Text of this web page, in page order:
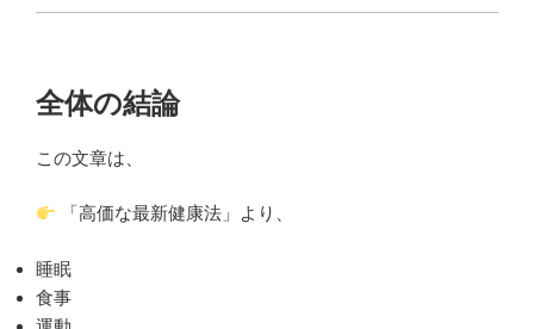
全体の結論
この文章は、
「高価な最新健康法」より、
睡眠
食事